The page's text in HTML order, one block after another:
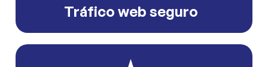
Tráfico web seguro